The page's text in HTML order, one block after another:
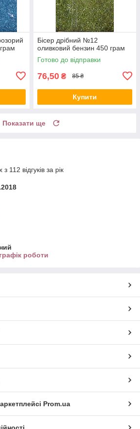
Бісер дрібний №12
оливковий бензин 450 грам
Готово до відправки
76,50 ₴ 85 ₴
Купити
Показати ще
112 відгуків за рік
роботи
Prom.ua